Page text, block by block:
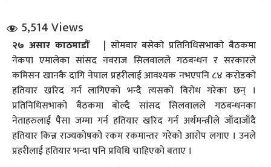
संवाद
5,514 Views
२७ असार काठमाडौँ| सोमबार बसेको प्रतिनिधिसभाको बैठकमा
नेकपा एमालेका सांसद नवराज सिलवालले गठबन्धन र सरकारले
कमिसन खानकै दागि नेपाल प्रहरीलाई आवश्यक नभएपनि ८४ करोडको
हतियार खरिद गर्न लागिएको भन्दै त्यसको विरोध गरेका छन् ।
प्रतिनिधिसभाको बैठकमा बोल्दै सांसद सिलवालले गठबन्धनका
नेताहरुलाई पैसा जम्मा गर्न हतियार खरिद गर्न अर्थमन्त्रीले जाँदाजाँदै
हतियार किन्न राज्यकोषको रकम रकमान्तर गरेको आरोप लगाए । उनले
प्रहरीलाई हतियार भन्दा पनि प्रविधि चाहिएको बताए ।